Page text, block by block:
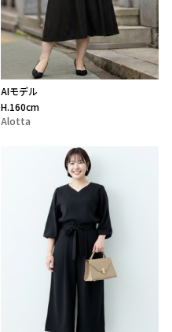
AIモデル
H.160cm
Alotta